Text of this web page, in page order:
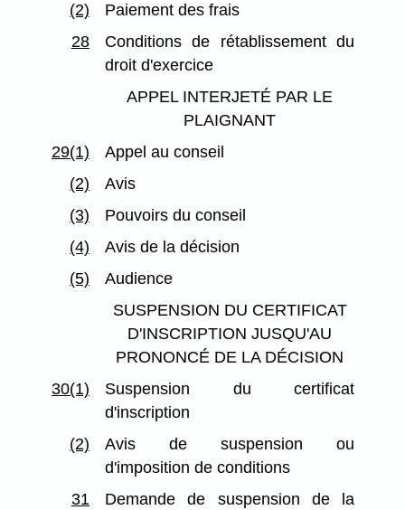
(2)
Paiement des frais
28
Conditions de rétablissement du
droit d'exercice
APPEL INTERJETÉ PAR LE
PLAIGNANT
29(1)
Appel au conseil
(2)
Avis
(3)
Pouvoirs du conseil
(4)
Avis de la décision
(5)
Audience
SUSPENSION DU CERTIFICAT
D'INSCRIPTION JUSQU'AU
PRONONCÉ DE LA DÉCISION
30(1)
Suspension du certificat
d'inscription
(2)
Avis de suspension ou
d'imposition de conditions
31
Demande de suspension de la